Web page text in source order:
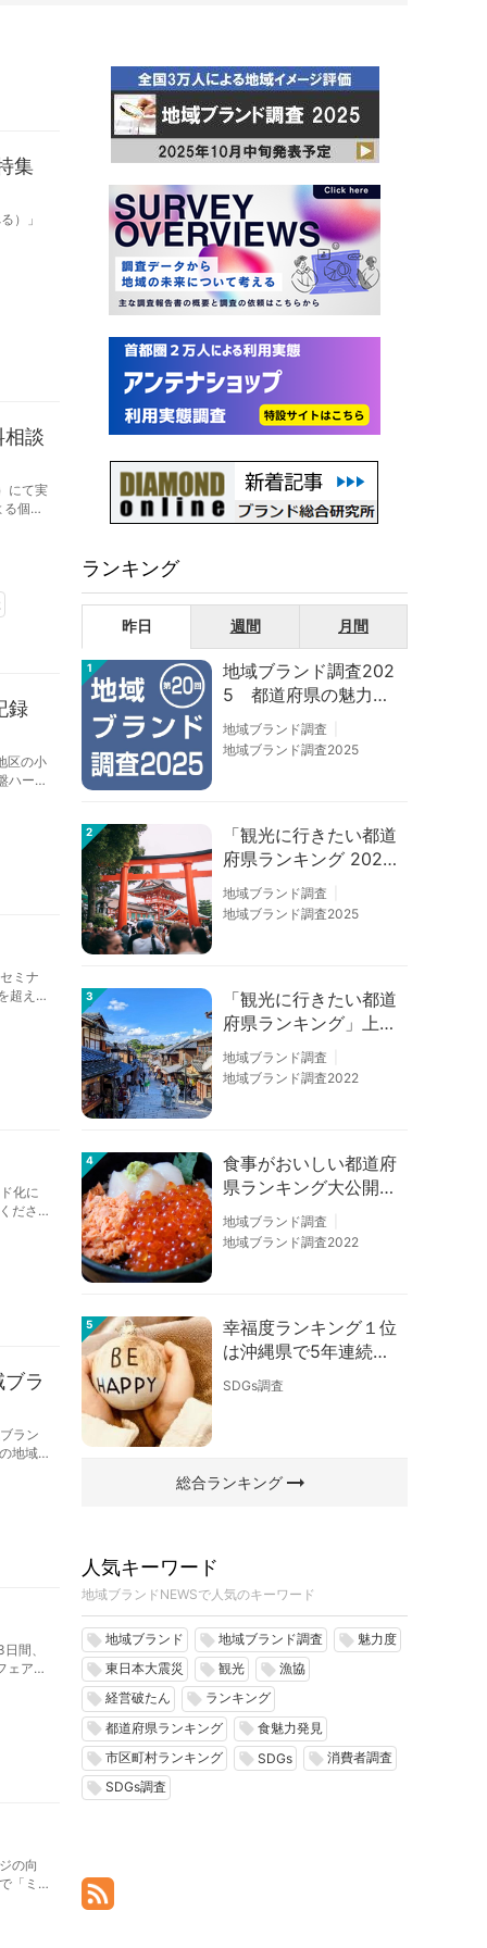
集
）」
相談
にて実
個別
録
区の小
ハーモ
ミナ
超える
化に
ださ
ラ
ラン
地域
間、
ェア」
の向
「ミ
ランキング
昨日 週間 月間
1
地域ブランド調査202
5 都道府県の魅力度
等調査結果
地域ブランド調査
地域ブランド調査2025
2
「観光に行きたい都道
府県ランキング 202
6」京都は低下、神奈
川上昇
地域ブランド調査
地域ブランド調査2025
3
「観光に行きたい都道
府県ランキング」上位
の順位に変動あり
地域ブランド調査
地域ブランド調査2022
4
食事がおいしい都道府
県ランキング大公開！
１位は北海道、３位は
大阪府、２位は〇〇
地域ブランド調査
地域ブランド調査2022
5
幸福度ランキング１位
は沖縄県で5年連続！
佐賀、愛知が順位上昇
【幸福度調査2026】
SDGs調査
総合ランキングarrow_right_alt
人気キーワード
地域ブランドNEWSで人気のキーワード
local_offer 地域ブランド local_offer 地域ブランド調査 local_offer 魅力度
local_offer 東日本大震災 local_offer 観光 local_offer 漁協
local_offer 経営破たん local_offer ランキング
local_offer 都道府県ランキング local_offer 食魅力発見
local_offer 市区町村ランキング local_offer SDGs local_offer 消費者調査
local_offer SDGs調査